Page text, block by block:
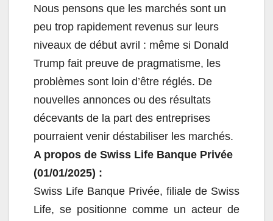
Nous pensons que les marchés sont un
peu trop rapidement revenus sur leurs
niveaux de début avril : même si Donald
Trump fait preuve de pragmatisme, les
problèmes sont loin d’être réglés. De
nouvelles annonces ou des résultats
décevants de la part des entreprises
pourraient venir déstabiliser les marchés.
A propos de Swiss Life Banque Privée
(01/01/2025) :
Swiss Life Banque Privée, filiale de Swiss
Life, se positionne comme un acteur de